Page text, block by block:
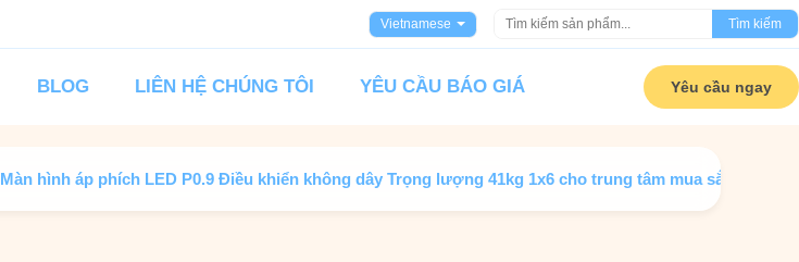
Vietnamese Tìm kiếm
BLOG LIÊN HỆ CHÚNG TÔI YÊU CẦU BÁO GIÁ Yêu cầu ngay
Màn hình áp phích LED P0.9 Điều khiển không dây Trọng lượng 41kg 1x6 cho trung tâm mua sắm